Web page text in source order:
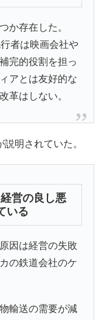
か存在した。
者は映画会社や
完的役割を担っ
アとは友好的な
革はしない。
明されていた。
営の良し悪
いる
因は経営の失敗
の鉄道会社のケ
輸送の需要が減